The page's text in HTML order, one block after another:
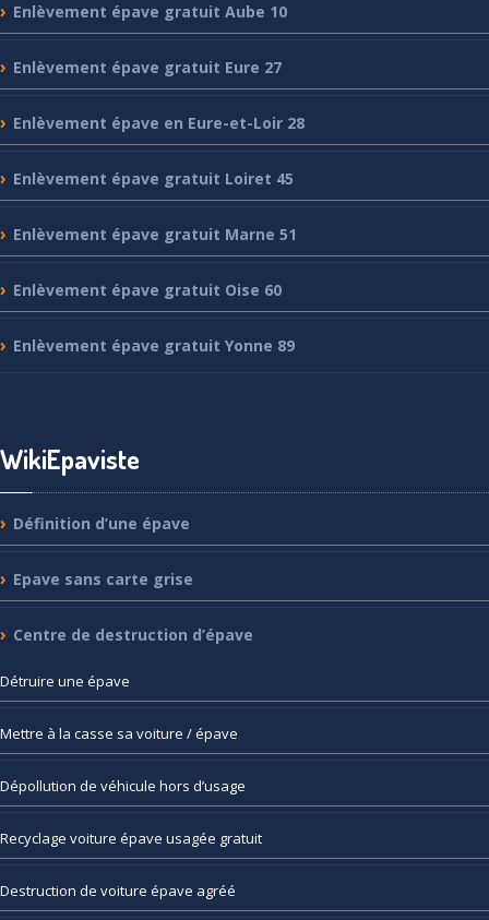
Enlèvement épave gratuit Aube 10
Enlèvement épave gratuit Eure 27
Enlèvement épave en Eure-et-Loir 28
Enlèvement épave gratuit Loiret 45
Enlèvement épave gratuit Marne 51
Enlèvement épave gratuit Oise 60
Enlèvement épave gratuit Yonne 89
WikiEpaviste
Définition d’une épave
Epave sans carte grise
Centre de destruction d’épave
Détruire une épave
Mettre à la casse sa voiture / épave
Dépollution de véhicule hors d’usage
Recyclage voiture épave usagée gratuit
Destruction de voiture épave agréé